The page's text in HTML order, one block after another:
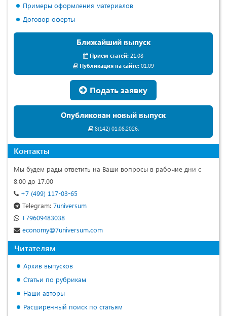
Примеры оформления материалов
Договор оферты
Ближайший выпуск
Прием статей: 21.08
Публикация на сайте:01.09
Подать заявку
Опубликован новый выпуск
8(142) 01.08.2026.
Контакты
Мы будем рады ответить на Ваши вопросы в рабочие дни с
8.00 до 17.00
+7 (499) 117-03-65
Telegram: 7universum
+79609483038
economy@7universum.com
Читателям
Архив выпусков
Статьи по рубрикам
Наши авторы
Расширенный поиск по статьям